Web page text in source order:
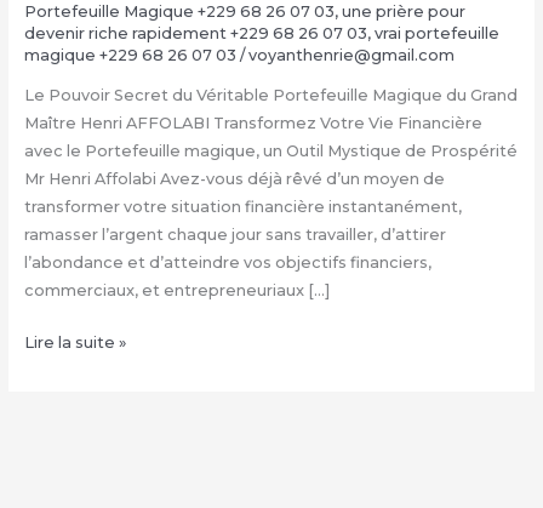
Portefeuille Magique +229 68 26 07 03, une prière pour
devenir riche rapidement +229 68 26 07 03, vrai portefeuille
magique +229 68 26 07 03 /voyanthenrie@gmail.com
Le Pouvoir Secret du Véritable Portefeuille Magique du Grand
Maître Henri AFFOLABI Transformez Votre Vie Financière
avec le Portefeuille magique, un Outil Mystique de Prospérité
Mr Henri Affolabi Avez-vous déjà rêvé d’un moyen de
transformer votre situation financière instantanément,
ramasser l’argent chaque jour sans travailler, d’attirer
l’abondance et d’atteindre vos objectifs financiers,
commerciaux, et entrepreneuriaux […]
Comment
Lire la suite »